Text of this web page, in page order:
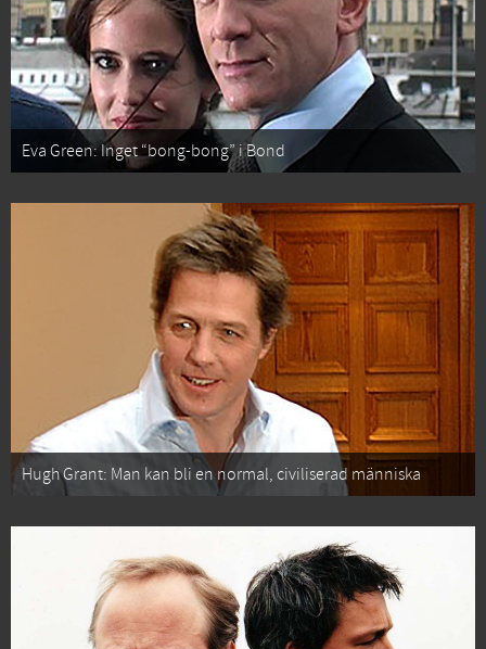
Eva Green: Inget “bong-bong” i Bond
Hugh Grant: Man kan bli en normal, civiliserad människa